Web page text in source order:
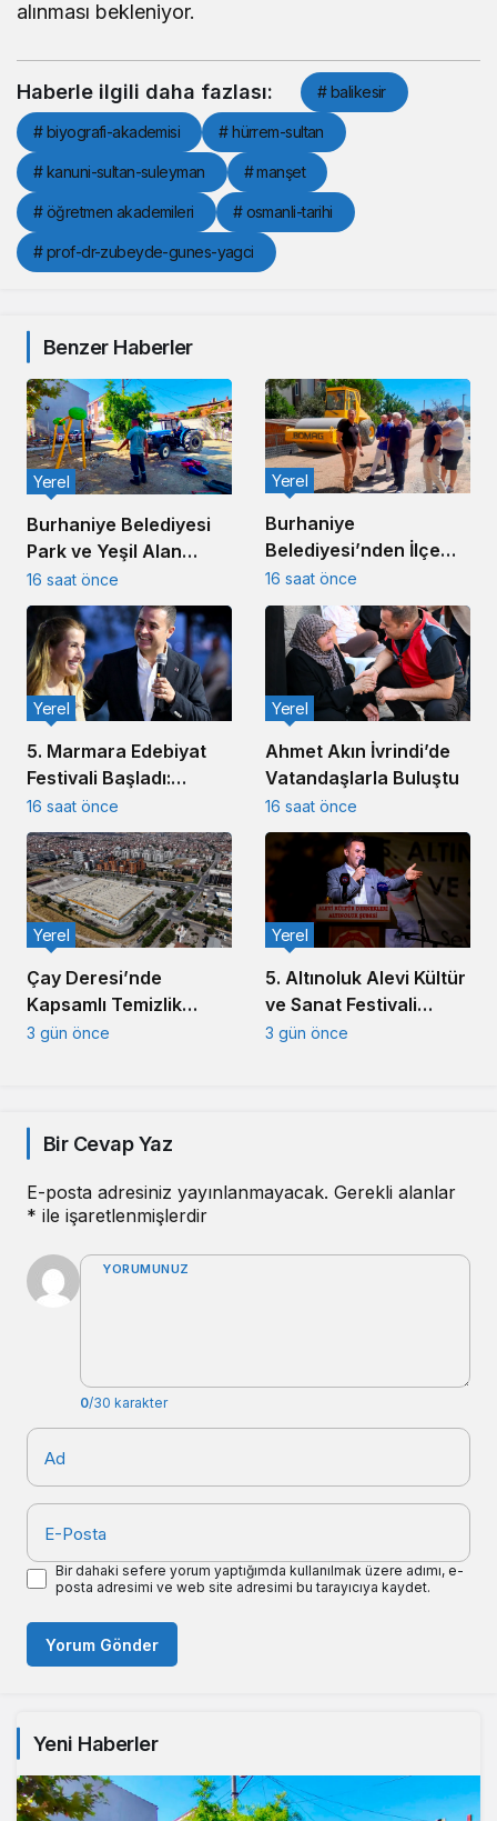
alınması bekleniyor.
Haberle ilgili daha fazlası: # balikesir
# biyografi-akademisi # hürrem-sultan
# kanuni-sultan-suleyman # manşet
# öğretmen akademileri # osmanli-tarihi
# prof-dr-zubeyde-gunes-yagci
Benzer Haberler
Burhaniye Belediyesi
Park ve Yeşil Alan
Bakım Çalışmalarını
Sürdürüyor
Yerel
16 saat önce
Burhaniye
Belediyesi’nden İlçe
Genelinde Kapsamlı Yol
Yapım ve Onarım
Çalışması
Yerel
16 saat önce
5. Marmara Edebiyat
Festivali Başladı:
Akın’dan Edebiyat
Mesajı
Yerel
16 saat önce
Ahmet Akın İvrindi’de
Vatandaşlarla Buluştu
Yerel
16 saat önce
Çay Deresi’nde
Kapsamlı Temizlik
Çalışması Başlatıldı
Yerel
3 gün önce
5. Altınoluk Alevi Kültür
ve Sanat Festivali
Başladı
Yerel
3 gün önce
Bir Cevap Yaz
E-posta adresiniz yayınlanmayacak. Gerekli alanlar
* ile işaretlenmişlerdir
YORUMUNUZ
0/30 karakter
Ad
E-Posta
Bir dahaki sefere yorum yaptığımda kullanılmak üzere adımı, e-
posta adresimi ve web site adresimi bu tarayıcıya kaydet.
Yorum Gönder
Yeni Haberler